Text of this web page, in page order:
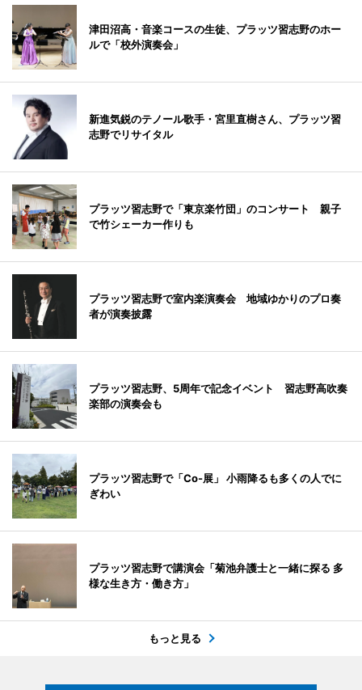
津田沼高・音楽コースの生徒、プラッツ習志野のホー
ルで「校外演奏会」
新進気鋭のテノール歌手・宮里直樹さん、プラッツ習
志野でリサイタル
プラッツ習志野で「東京楽竹団」のコンサート 親子
で竹シェーカー作りも
プラッツ習志野で室内楽演奏会 地域ゆかりのプロ奏
者が演奏披露
プラッツ習志野、5周年で記念イベント 習志野高吹奏
楽部の演奏会も
プラッツ習志野で「Co-展」 小雨降るも多くの人でに
ぎわい
プラッツ習志野で講演会「菊池弁護士と一緒に探る 多
様な生き方・働き方」
もっと見る